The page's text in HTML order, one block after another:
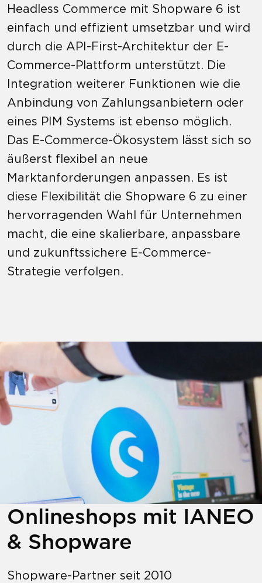
Headless Commerce mit Shopware 6 ist
einfach und effizient umsetzbar und wird
durch die API-First-Architektur der E-
Commerce-Plattform unterstützt. Die
Integration weiterer Funktionen wie die
Anbindung von Zahlungsanbietern oder
eines PIM Systems ist ebenso möglich.
Das E-Commerce-Ökosystem lässt sich so
äußerst flexibel an neue
Marktanforderungen anpassen. Es ist
diese Flexibilität die Shopware 6 zu einer
hervorragenden Wahl für Unternehmen
macht, die eine skalierbare, anpassbare
und zukunftssichere E-Commerce-
Strategie verfolgen.
Onlineshops mit IANEO
& Shopware
Shopware-Partner seit 2010